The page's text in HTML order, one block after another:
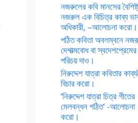
নজরুলের কবি মানসের
নজরুল এক বিচিত্র কাব্য
অধিকারী, –আলোচনা করো।
পঠিত কবিতা অবলম্বনে
দেশাত্মবোধ বা স্বদেশপ্রেমের
পরিচয় দাও।
নিরুদ্দেশ যাত্রা কবিতার
বিচার করো।
‘নিরুদ্দেশ যাত্রা চিত্র গীতের
মেলবন্ধন গঠিত’ -আলোচনা
করো।